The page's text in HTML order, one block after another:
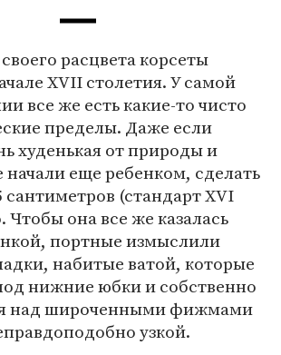
расцвета корсеты
XVII столетия. У самой
все же есть какие-то чисто
пределы. Даже если
худенькая от природы и
начали еще ребенком, сделать
(стандарт XVI
Чтобы она все же казалась
портные измыслили
набитые ватой, которые
нижние юбки и собственно
над широченными фижмами
узкой.